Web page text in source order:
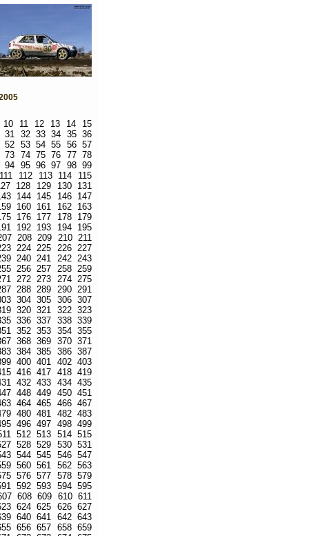
10 11 12 13 14
15
31 32 33 34 35 36
52 53 54 55 56 57
73 74 75 76 77 78
94 95 96 97 98 99
112 113 114
115
128 129 130
131
144 145 146
147
160 161 162
163
176 177 178
179
192 193 194
195
208 209 210 211
224 225 226 227
240 241 242 243
256 257 258 259
272 273 274 275
288 289 290 291
304 305 306 307
320 321 322 323
336 337 338 339
352 353 354 355
368 369 370 371
384 385 386 387
400 401 402 403
416 417 418 419
432 433 434 435
448 449 450 451
464 465 466 467
480 481 482 483
496 497 498 499
512 513 514 515
528 529 530 531
544 545 546 547
560 561 562 563
576 577 578 579
592 593 594 595
608 609 610 611
624 625 626 627
640 641 642 643
656 657 658 659